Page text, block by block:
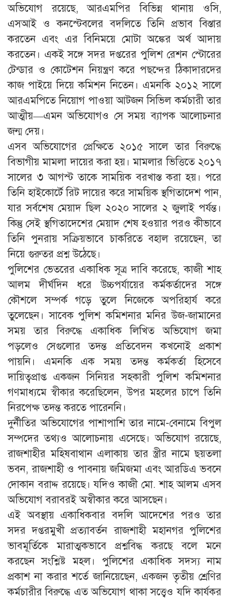
অভিযোগ রয়েছে, আরএমপির বিভিন্ন থানায় ওসি,
এসআই ও কনস্টেবলের বদলিতে তিনি প্রভাব বিস্তার
করতেন এবং এর বিনিময়ে মোটা অঙ্কের অর্থ আদায়
করতেন। একই সঙ্গে সদর দপ্তরের পুলিশ রেশন স্টোরের
টেন্ডার ও কোটেশন নিয়ন্ত্রণ করে পছন্দের ঠিকাদারদের
কাজ পাইয়ে দিয়ে কমিশন নিতেন। এমনকি ২০১২ সালে
আরএমপিতে নিয়োগ পাওয়া আটজন সিভিল কর্মচারী তার
আত্মীয়—এমন অভিযোগও সে সময় ব্যাপক আলোচনার
জন্ম দেয়।
এসব অভিযোগের প্রেক্ষিতে ২০১৫ সালে তার বিরুদ্ধে
বিভাগীয় মামলা দায়ের করা হয়। মামলার ভিত্তিতে ২০১৭
সালের ৩ আগস্ট তাকে সাময়িক বরখাস্ত করা হয়। পরে
তিনি হাইকোর্টে রিট দায়ের করে সাময়িক স্থগিতাদেশ পান,
যার সর্বশেষ মেয়াদ ছিল ২০২০ সালের ২ জুলাই পর্যন্ত।
কিন্তু সেই স্থগিতাদেশের মেয়াদ শেষ হওয়ার পরও কীভাবে
তিনি পুনরায় সক্রিয়ভাবে চাকরিতে বহাল রয়েছেন, তা
নিয়ে গুরুতর প্রশ্ন উঠেছে।
পুলিশের ভেতরের একাধিক সূত্র দাবি করেছে, কাজী শাহ
আলম দীর্ঘদিন ধরে উচ্চপর্যায়ের কর্মকর্তাদের সঙ্গে
কৌশলে সম্পর্ক গড়ে তুলে নিজেকে অপরিহার্য করে
তুলেছেন। সাবেক পুলিশ কমিশনার মনির উজ-জামানের
সময় তার বিরুদ্ধে একাধিক লিখিত অভিযোগ জমা
পড়লেও সেগুলোর তদন্ত প্রতিবেদন কখনোই প্রকাশ
পায়নি। এমনকি এক সময় তদন্ত কর্মকর্তা হিসেবে
দায়িত্বপ্রাপ্ত একজন সিনিয়র সহকারী পুলিশ কমিশনার
গণমাধ্যমে স্বীকার করেছিলেন, উপর মহলের চাপে তিনি
নিরপেক্ষ তদন্ত করতে পারেননি।
দুর্নীতির অভিযোগের পাশাপাশি তার নামে-বেনামে বিপুল
সম্পদের তথ্যও আলোচনায় এসেছে। অভিযোগ রয়েছে,
রাজশাহীর মহিষবাথান এলাকায় তার স্ত্রীর নামে ছয়তলা
ভবন, রাজশাহী ও পাবনায় জমিজমা এবং আরডিএ ভবনে
দোকান বরাদ্দ রয়েছে। যদিও কাজী মো. শাহ আলম এসব
অভিযোগ বরাবরই অস্বীকার করে আসছেন।
এই অবস্থায় একাধিকবার বদলি আদেশের পরও তার
সদর দপ্তরমুখী প্রত্যাবর্তন রাজশাহী মহানগর পুলিশের
ভাবমূর্তিকে মারাত্মকভাবে প্রশ্নবিদ্ধ করছে বলে মনে
করছেন সংশ্লিষ্ট মহল। পুলিশের একাধিক সদস্য নাম
প্রকাশ না করার শর্তে জানিয়েছেন, একজন তৃতীয় শ্রেণির
কর্মচারীর বিরুদ্ধে এত অভিযোগ থাকা সত্ত্বেও যদি কার্যকর